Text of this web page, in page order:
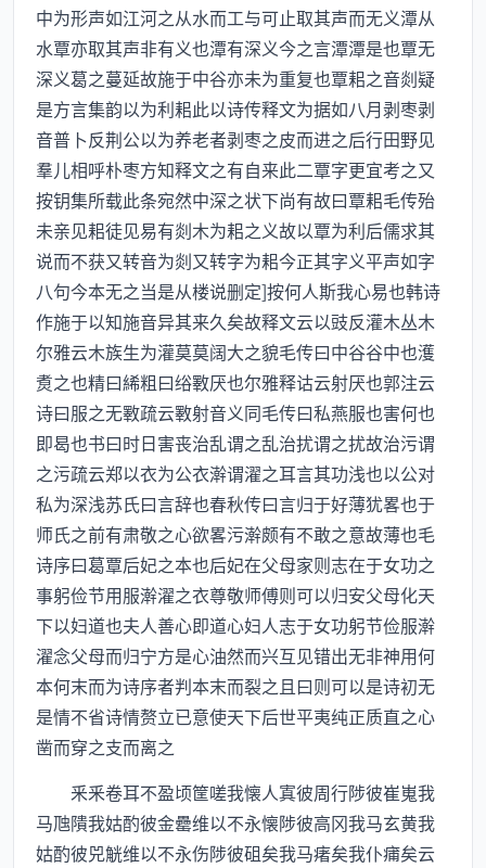
中为形声如江河之从水而工与可止取其声而无义潭从
水覃亦取其声非有义也潭有深义今之言潭潭是也覃无
深义葛之蔓延故施于中谷亦未为重复也覃耜之音剡疑
是方言集韵以为利耜此以诗传释文为据如八月剥枣剥
音普卜反荆公以为养老者剥枣之皮而进之后行田野见
羣儿相呼朴枣方知释文之有自来此二覃字更宜考之又
按钥集所载此条宛然中深之状下尚有故曰覃耜毛传殆
未亲见耜徒见易有剡木为耜之义故以覃为利后儒求其
说而不获又转音为剡又转字为耜今正其字义平声如字
八句今本无之当是从楼说删定]按何人斯我心易也韩诗
作施于以知施音异其来久矣故释文云以豉反灌木丛木
尔雅云木族生为灌莫莫阔大之貌毛传曰中谷谷中也濩
煑之也精曰絺粗曰绤斁厌也尔雅释诂云射厌也郭注云
诗曰服之无斁疏云斁射音义同毛传曰私燕服也害何也
即曷也书曰时日害丧治乱谓之乱治扰谓之扰故治污谓
之污疏云郑以衣为公衣澣谓濯之耳言其功浅也以公对
私为深浅苏氏曰言辞也春秋传曰言归于好薄犹畧也于
师氏之前有肃敬之心欲畧污澣颇有不敢之意故薄也毛
诗序曰葛覃后妃之本也后妃在父母家则志在于女功之
事躬俭节用服澣濯之衣尊敬师傅则可以归安父母化天
下以妇道也夫人善心即道心妇人志于女功躬节俭服澣
濯念父母而归宁方是心油然而兴互见错出无非神用何
本何末而为诗序者判本末而裂之且曰则可以是诗初无
是情不省诗情赘立已意使天下后世平夷纯正质直之心
凿而穿之支而离之
釆釆卷耳不盈顷筐嗟我懐人寘彼周行陟彼崔嵬我
马虺隤我姑酌彼金罍维以不永懐陟彼高冈我马玄黄我
姑酌彼兕觥维以不永伤陟彼砠矣我马瘏矣我仆痡矣云